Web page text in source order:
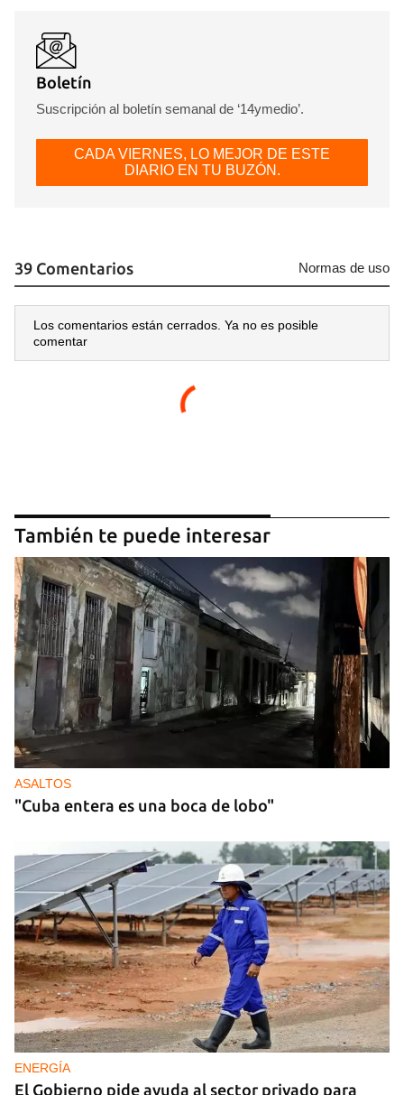
Guardar como favorito
Para poder guardar como favorito, primero has de
iniciar sesión con tu cuenta de 14ymedio.
Boletín
Suscripción al boletín semanal de ‘14ymedio’.
CADA VIERNES, LO MEJOR DE ESTE
DIARIO EN TU BUZÓN.
39 Comentarios Normas de uso
Los comentarios están cerrados. Ya no es posible
comentar
También te puede interesar
ASALTOS
"Cuba entera es una boca de lobo"
ENERGÍA
El Gobierno pide ayuda al sector privado para